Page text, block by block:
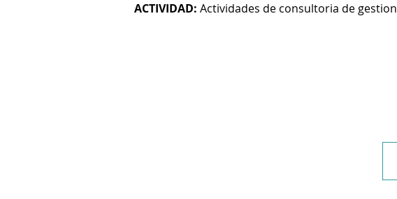
ACTIVIDAD: Actividades de consultoria de gestion